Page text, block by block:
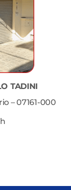
TADINI
– 07161-000